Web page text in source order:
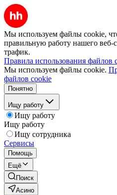
Мы используем файлы cookie,
правильную работу нашего веб-
трафик.
Правила использования файлов
Мы используем файлы cookie.
файлов cookie
Понятно
Ищу работу
Ищу работу
Ищу работу
Ищу сотрудника
Сервисы
Помощь
Ещё
Поиск
Асино